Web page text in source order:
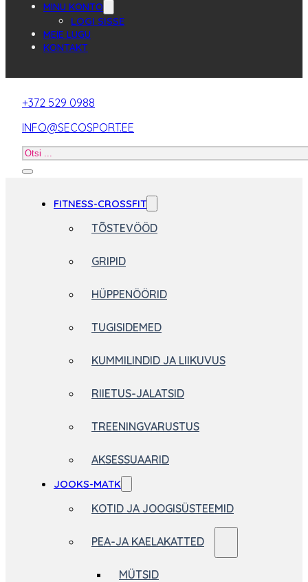
MINU KONTO
LOGI SISSE
MEIE LUGU
KONTAKT
+372 529 0988
INFO@SECOSPORT.EE
Otsi
FITNESS-CROSSFIT
TÕSTEVÖÖD
GRIPID
HÜPPENÖÖRID
TUGISIDEMED
KUMMILINDID JA LIIKUVUS
RIIETUS-JALATSID
TREENINGVARUSTUS
AKSESSUAARID
JOOKS-MATK
KOTID JA JOOGISÜSTEEMID
PEA-JA KAELAKATTED
MÜTSID